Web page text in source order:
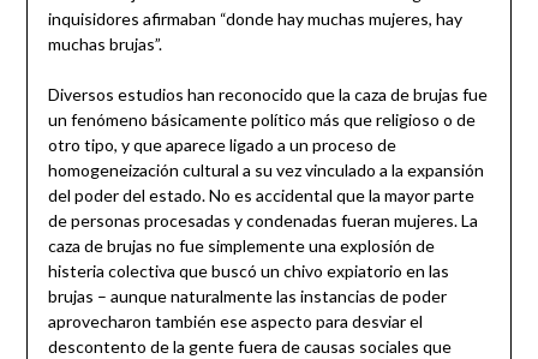
inquisidores afirmaban “donde hay muchas mujeres, hay
muchas brujas”.
Diversos estudios han reconocido que la caza de brujas fue
un fenómeno básicamente político más que religioso o de
otro tipo, y que aparece ligado a un proceso de
homogeneización cultural a su vez vinculado a la expansión
del poder del estado. No es accidental que la mayor parte
de personas procesadas y condenadas fueran mujeres. La
caza de brujas no fue simplemente una explosión de
histeria colectiva que buscó un chivo expiatorio en las
brujas – aunque naturalmente las instancias de poder
aprovecharon también ese aspecto para desviar el
descontento de la gente fuera de causas sociales que